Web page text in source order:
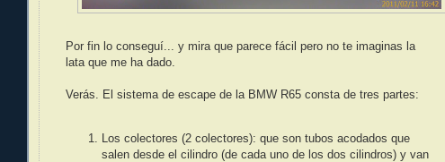
Por fin lo conseguí... y mira que parece fácil pero no te imaginas la
lata que me ha dado.
Verás. El sistema de escape de la BMW R65 consta de tres partes:
Los colectores (2 colectores): que son tubos acodados que
salen desde el cilindro (de cada uno de los dos cilindros) y van